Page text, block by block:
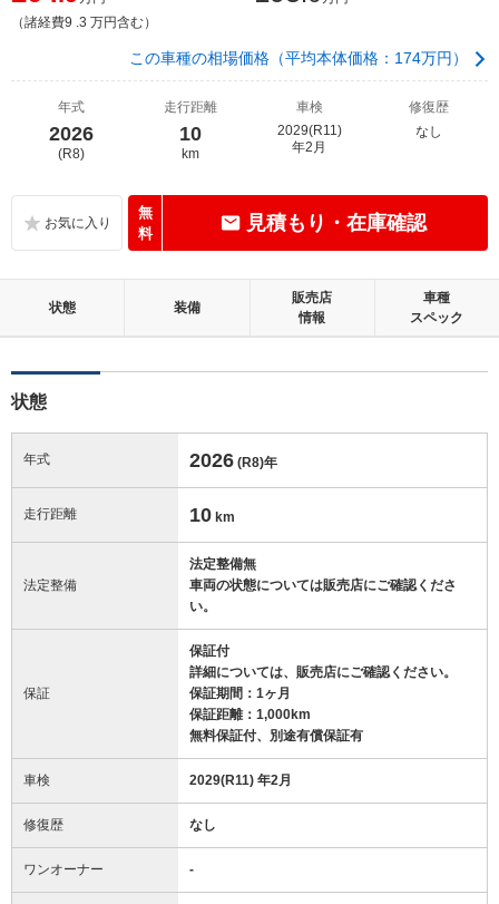
（諸経費9 .3 万円含む）
この車種の相場価格（平均本体価格：174万円）
年式
2026
(R8)
走行距離
10
km
車検
2029(R11)
年2月
修復歴
なし
無
料
見積もり・在庫確認
状態 装備
販売店
情報
車種
スペック
状態
年式 2026 (R8)年
走行距離 10 km
法定整備
法定整備無
車両の状態については販売店にご確認くださ
い。
保証
保証付
詳細については、販売店にご確認ください。
保証期間：1ヶ月
保証距離：1,000km
無料保証付、別途有償保証有
車検 2029(R11) 年2月
修復歴 なし
ワンオーナー -